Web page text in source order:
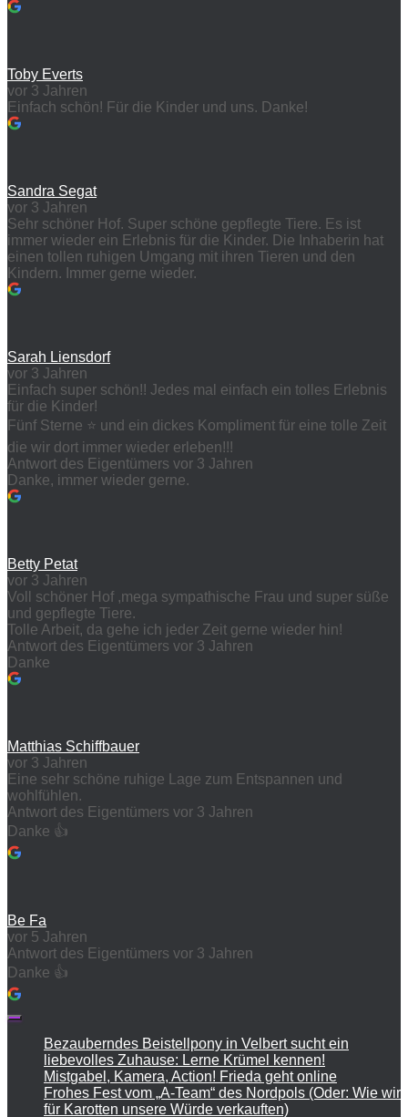
Toby Everts
vor 3 Jahren
Einfach schön! Für die Kinder und uns. Danke!
Sandra Segat
vor 3 Jahren
Sehr schöner Hof. Super schöne gepflegte Tiere. Es ist
immer wieder ein Erlebnis für die Kinder. Die Inhaberin hat
einen tollen ruhigen Umgang mit ihren Tieren und den
Kindern. Immer gerne wieder.
Sarah Liensdorf
vor 3 Jahren
Einfach super schön!! Jedes mal einfach ein tolles Erlebnis
für die Kinder!
Fünf Sterne ⭐️ und ein dickes Kompliment für eine tolle Zeit
die wir dort immer wieder erleben!!!
Antwort des Eigentümers vor 3 Jahren
Danke, immer wieder gerne.
Betty Petat
vor 3 Jahren
Voll schöner Hof ,mega sympathische Frau und super süße
und gepflegte Tiere.
Tolle Arbeit, da gehe ich jeder Zeit gerne wieder hin!
Antwort des Eigentümers vor 3 Jahren
Danke
Matthias Schiffbauer
vor 3 Jahren
Eine sehr schöne ruhige Lage zum Entspannen und
wohlfühlen.
Antwort des Eigentümers vor 3 Jahren
Danke 👍
Be Fa
vor 5 Jahren
Antwort des Eigentümers vor 3 Jahren
Danke 👍
Bezauberndes Beistellpony in Velbert sucht ein
liebevolles Zuhause: Lerne Krümel kennen!
Mistgabel, Kamera, Action! Frieda geht online
Frohes Fest vom „A-Team“ des Nordpols (Oder: Wie wir
für Karotten unsere Würde verkauften)